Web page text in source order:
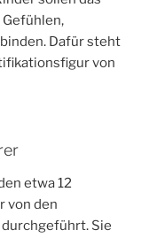
Dafür steht
von
etwa 12
von den
Sie